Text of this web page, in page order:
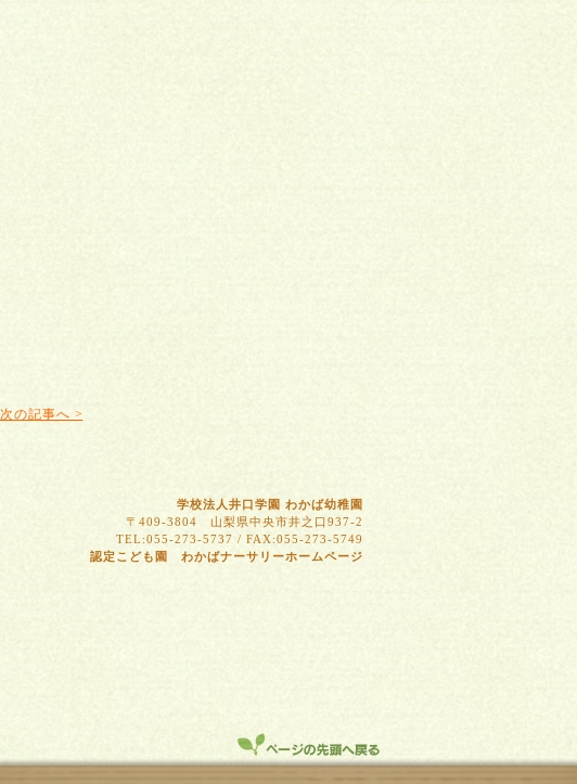
次の記事へ >
学校法人井口学園 わかば幼稚園
〒409-3804 山梨県中央市井之口937-2
TEL:055-273-5737 / FAX:055-273-5749
認定こども園 わかばナーサリーホームページ